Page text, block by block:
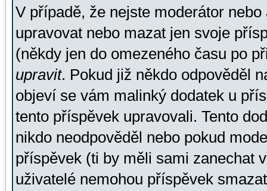
V případě, že nejste moderátor
upravovat nebo mazat jen svoje
(někdy jen do omezeného času po
upravit. Pokud již někdo odpověděl
objeví se vám malinký dodatek u
tento příspěvek upravovali. Tento
nikdo neodpověděl nebo pokud
příspěvek (ti by měli sami zanechat
uživatelé nemohou příspěvek